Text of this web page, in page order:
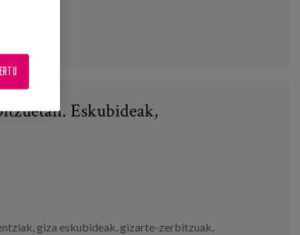
Eskubideak,
, giza eskubideak, gizarte-zerbitzuak,